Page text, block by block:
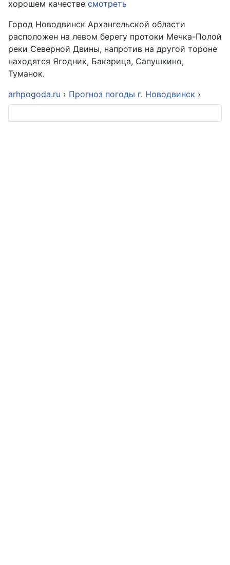
хорошем качестве смотреть
Город Новодвинск Архангельской области
расположен на левом берегу протоки Мечка-Полой
реки Северной Двины, напротив на другой тороне
находятся Ягодник, Бакарица, Сапушкино,
Туманок.
arhpogoda.ru › Прогноз погоды г. Новодвинск ›